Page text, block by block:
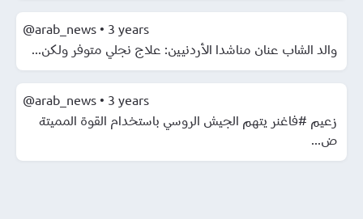
@arab_news • 3 years
والد الشاب عنان مناشدا الأردنيين: علاج نجلي متوفر ولكن...
@arab_news • 3 years
زعيم #فاغنر يتهم الجيش الروسي باستخدام القوة المميتة
ض...